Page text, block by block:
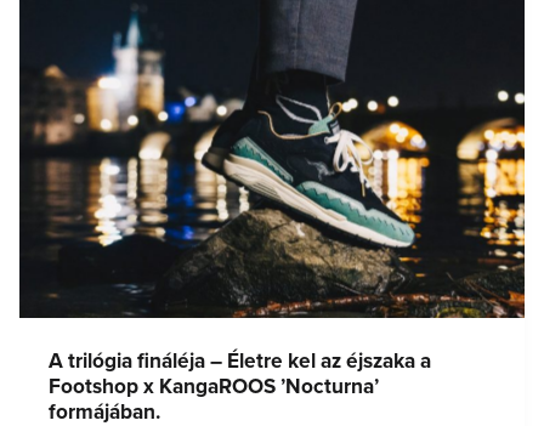
A trilógia fináléja – Életre kel az éjszaka a
Footshop x KangaROOS ’Nocturna’
formájában.